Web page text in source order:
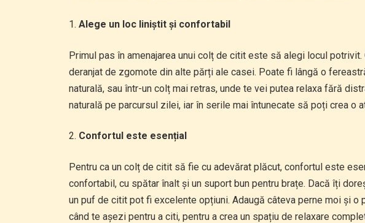
Alege un loc liniștit și confortabil
Primul pas în amenajarea unui colț de citit este să alegi locul
deranjat de zgomote din alte părți ale casei. Poate fi lângă o
naturală, sau într-un colț mai retras, unde te vei putea relaxa fără
naturală pe parcursul zilei, iar în serile mai întunecate să poți crea o
Confortul este esențial
Pentru ca un colț de citit să fie cu adevărat plăcut, confortul este
confortabil, cu spătar înalt și un suport bun pentru brațe. Dacă îți
un puf de citit pot fi excelente opțiuni. Adaugă câteva perne moi și o
când te așezi pentru a citi, pentru a crea un spațiu de relaxare